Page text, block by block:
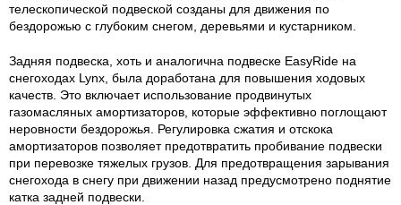
телескопической подвеской созданы для движения по
бездорожью с глубоким снегом, деревьями и кустарником.
Задняя подвеска, хоть и аналогична подвеске EasyRide на
снегоходах Lynx, была доработана для повышения ходовых
качеств. Это включает использование продвинутых
газомасляных амортизаторов, которые эффективно поглощают
неровности бездорожья. Регулировка сжатия и отскока
амортизаторов позволяет предотвратить пробивание подвески
при перевозке тяжелых грузов. Для предотвращения зарывания
снегохода в снегу при движении назад предусмотрено поднятие
катка задней подвески.